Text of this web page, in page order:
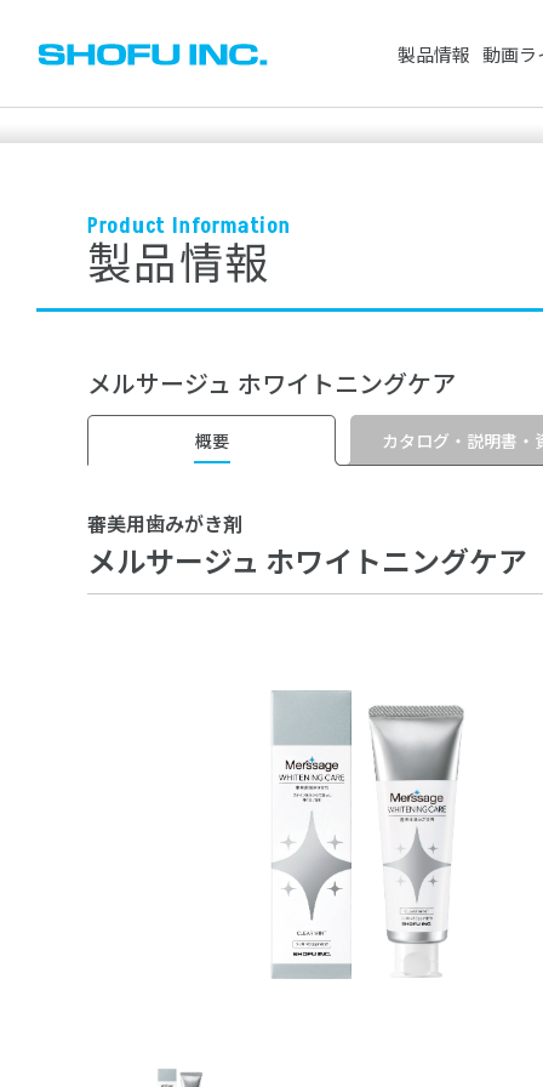
製品情報
セメント・プライマー・仮封材
ワックス
ホワイトニング
衛生器材
矯正製品
動画ラ
※スペースで区切って複数検索が可能です。
検索対象： すべて 製品情報 動画
よく検索されているワード
Product Information
製品情報
メルサージュ ホワイトニングケア
概要 カタログ・説明書・
審美用歯みがき剤
メルサージュ ホワイトニングケア